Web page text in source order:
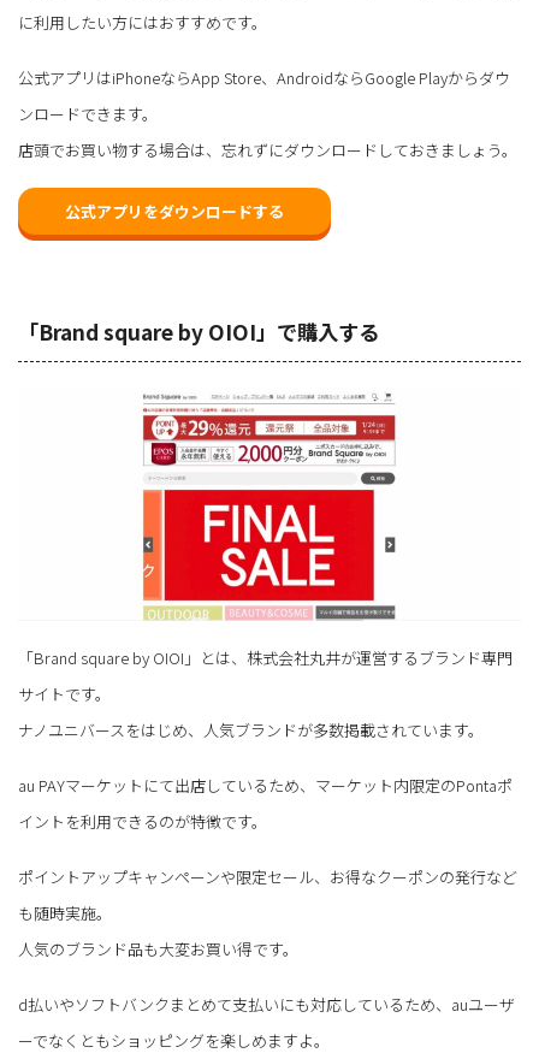
に利用したい方にはおすすめです。
公式アプリはiPhoneならApp Store、AndroidならGoogle Playからダウ
ンロードできます。
店頭でお買い物する場合は、忘れずにダウンロードしておきましょう。
公式アプリをダウンロードする
「Brand square by OIOI」で購入する
「Brand square by OIOI」とは、株式会社丸井が運営するブランド専門
サイトです。
ナノユニバースをはじめ、人気ブランドが多数掲載されています。
au PAYマーケットにて出店しているため、マーケット内限定のPontaポ
イントを利用できるのが特徴です。
ポイントアップキャンペーンや限定セール、お得なクーポンの発行など
も随時実施。
人気のブランド品も大変お買い得です。
d払いやソフトバンクまとめて支払いにも対応しているため、auユーザ
ーでなくともショッピングを楽しめますよ。